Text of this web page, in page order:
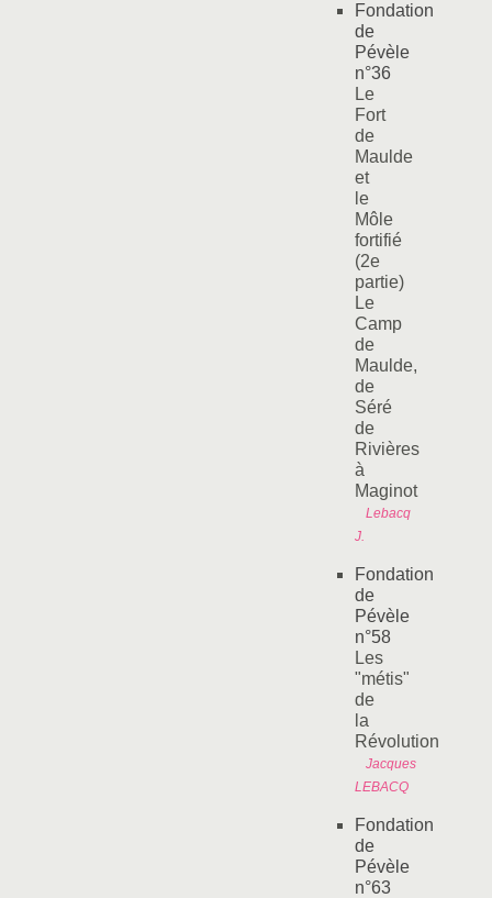
Fondation
de
Pévèle
n°36
Le
Fort
de
Maulde
et
le
Môle
fortifié
(2e
partie)
Le
Camp
de
Maulde,
de
Séré
de
Rivières
à
Maginot
Lebacq
J.
Fondation
de
Pévèle
n°58
Les
"métis"
de
la
Révolution
Jacques
LEBACQ
Fondation
de
Pévèle
n°63